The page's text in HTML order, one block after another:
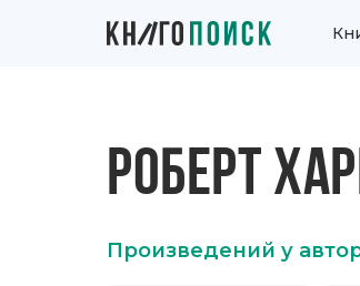
РОБЕРТ
Произведений у